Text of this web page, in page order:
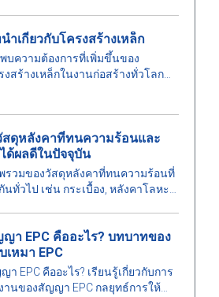
มาะสมสำหรับโครงการของคุณ.
ำเกี่ยวกับโครงสร้างเหล็ก
บความต้องการที่เพิ่มขึ้นของ
งสร้างเหล็กในงานก่อสร้างทั่วโลก
สดุหลังคาที่ทนความร้อนและ
ด้ผลดีในปัจจุบัน
รวมของวัสดุหลังคาที่ทนความร้อนที่
นทั่วไป เช่น กระเบื้อง, หลังคาโลหะ
า EPC คืออะไร? บทบาทของ
เหมา EPC
า EPC คืออะไร? เรียนรู้เกี่ยวกับการ
านของสัญญา EPC กลยุทธ์การให้